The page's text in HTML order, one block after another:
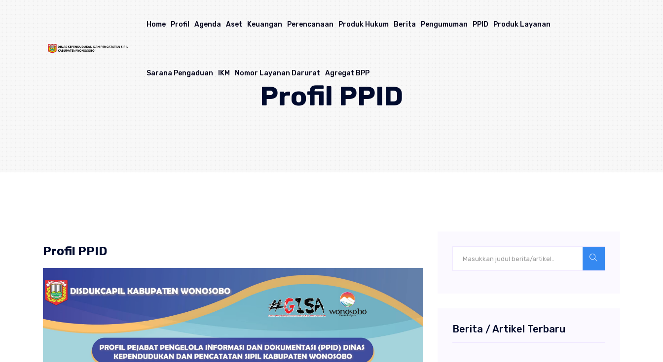
Home Profil Agenda Aset Keuangan Perencanaan Produk Hukum Berita Pengumuman PPID Produk Layanan
Sarana Pengaduan IKM Nomor Layanan Darurat Agregat BPP
Profil PPID
Profil PPID
Berita / Artikel Terbaru